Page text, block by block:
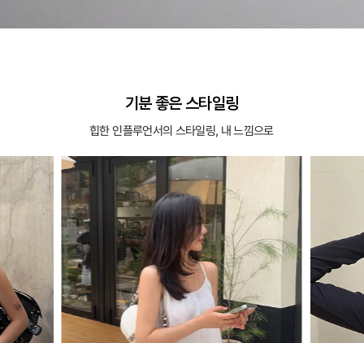
기분 좋은 스타일링
힙한 인플루언서의 스타일링, 내 느낌으로